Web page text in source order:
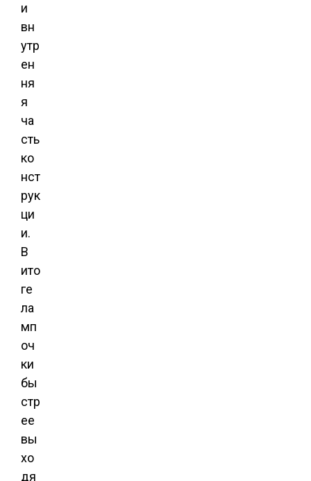
и
вн
утр
ен
ня
я
ча
сть
ко
нст
рук
ци
и.
В
ито
ге
ла
мп
оч
ки
бы
стр
ее
вы
хо
дя